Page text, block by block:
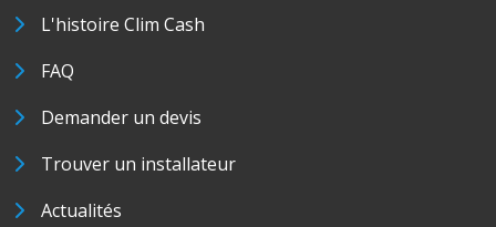
L'histoire Clim Cash
FAQ
Demander un devis
Trouver un installateur
Actualités